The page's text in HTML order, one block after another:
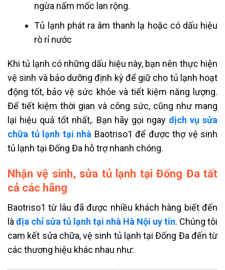
ngừa nấm mốc lan rộng.
Tủ lạnh phát ra âm thanh lạ hoặc có dấu hiệu
rò rỉ nước
Khi tủ lạnh có những dấu hiệu này, bạn nên thực hiện
vệ sinh và bảo dưỡng định kỳ để giữ cho tủ lạnh hoạt
động tốt, bảo vệ sức khỏe và tiết kiệm năng lượng.
Để tiết kiệm thời gian và công sức, cũng như mang
lại hiệu quả tốt nhất,. Bạn hãy gọi ngay dịch vụ sửa
chữa tủ lạnh tại nhà Baotriso1 để được thợ vệ sinh
tủ lạnh tại Đống Đa hỗ trợ nhanh chóng.
Nhận vệ sinh, sửa tủ lạnh tại Đống Đa tất
cả các hãng
Baotriso1 từ lâu đã được nhiều khách hàng biết đến
làđịa chỉ sửa tủ lạnh tại nhà Hà Nội uy tín. Chúng tôi
cam kết sửa chữa,vệ sinh tủ lạnh tại Đống Đa đến từ
các thương hiệu khác nhau như: